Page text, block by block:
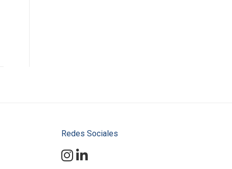
Redes Sociales